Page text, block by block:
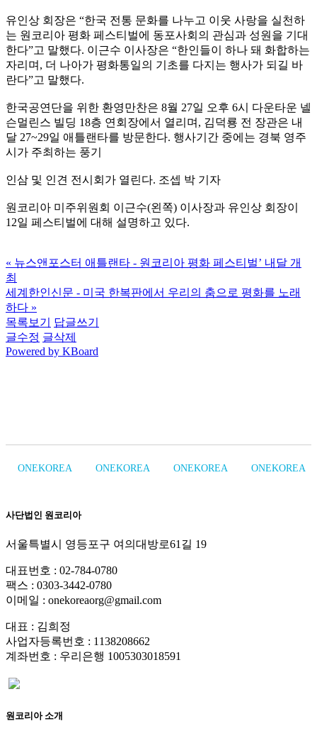
유인상 회장은 “한국 전통 문화를 나누고 이웃 사랑을 실천하
는 원코리아 평화 페스티벌에 동포사회의 관심과 성원을 기대
한다”고 말했다. 이근수 이사장은 “한인들이 하나 돼 화합하는
자리며, 더 나아가 평화통일의 기초를 다지는 행사가 되길 바
란다”고 말했다.
한국공연단을 위한 환영만찬은 8월 27일 오후 6시 다운타운 넬
슨멀린스 빌딩 18층 연회장에서 열리며, 김덕룡 전 장관은 내
달 27~29일 애틀랜타를 방문한다. 행사기간 중에는 경북 영주
시가 주최하는 풍기
인삼 및 인견 전시회가 열린다. 조셉 박 기자
원코리아 미주위원회 이근수(왼쪽) 이사장과 유인상 회장이
12일 페스티벌에 대해 설명하고 있다.
« 뉴스앤포스터 애틀랜타 - 원코리아 평화 페스티벌’ 내달 개
최
세계한인신문 - 미국 한복판에서 우리의 춤으로 평화를 노래
하다 »
목록보기
답글쓰기
글수정 글삭제
Powered by KBoard
ONEKOREA ONEKOREA ONEKOREA ONEKOREA
사단법인 원코리아
서울특별시 영등포구 여의대방로61길 19
대표번호 : 02-784-0780
팩스 : 0303-3442-0780
이메일 : onekoreaorg@gmail.com
대표 : 김희정
사업자등록번호 : 1138208662
계좌번호 : 우리은행 1005303018591
원코리아 소개